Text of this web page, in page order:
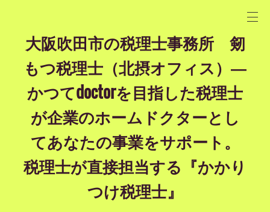
大阪吹田市の税理士事務所 剱
もつ税理士（北摂オフィス）―
かつてdoctorを目指した税理士
が企業のホームドクターとし
てあなたの事業をサポート。
税理士が直接担当する『かかり
つけ税理士』